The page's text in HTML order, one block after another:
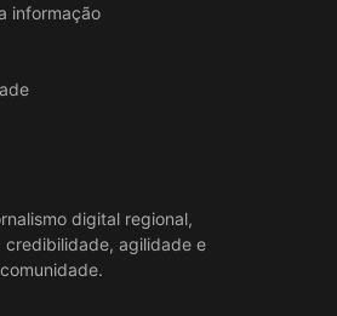
informação
digital regional,
agilidade e